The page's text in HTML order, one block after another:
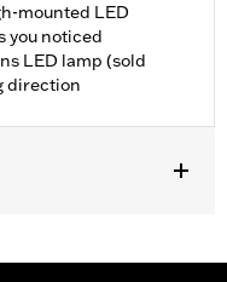
mounted LED
you noticed
LED lamp (sold
direction